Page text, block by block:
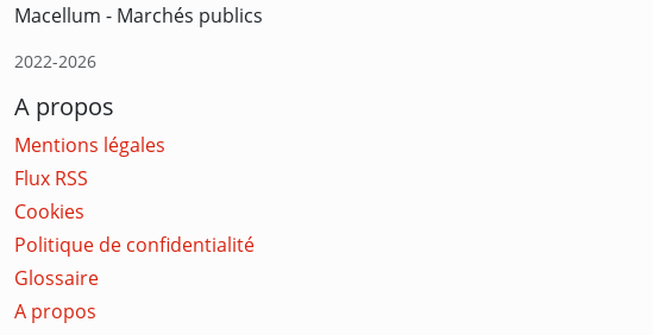
Macellum - Marchés publics
2022-2026
A propos
Mentions légales
Flux RSS
Cookies
Politique de confidentialité
Glossaire
A propos